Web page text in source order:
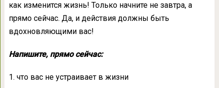
как изменится жизнь! Только начните не завтра, а
прямо сейчас. Да, и действия должны быть
вдохновляющими вас!
Напишите, прямо сейчас:
1. что вас не устраивает в жизни